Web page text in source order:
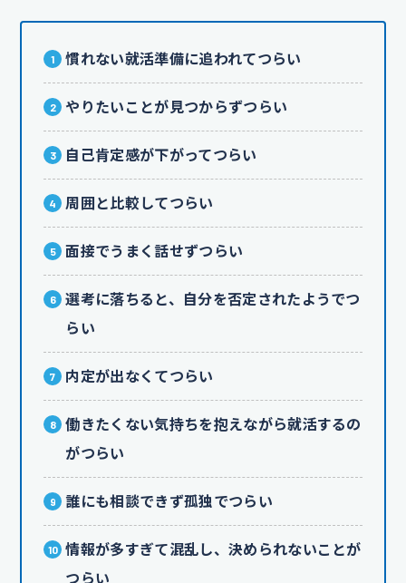
慣れない就活準備に追われてつらい
やりたいことが見つからずつらい
自己肯定感が下がってつらい
周囲と比較してつらい
面接でうまく話せずつらい
選考に落ちると、自分を否定されたようでつ
らい
内定が出なくてつらい
働きたくない気持ちを抱えながら就活するの
がつらい
誰にも相談できず孤独でつらい
情報が多すぎて混乱し、決められないことが
つらい